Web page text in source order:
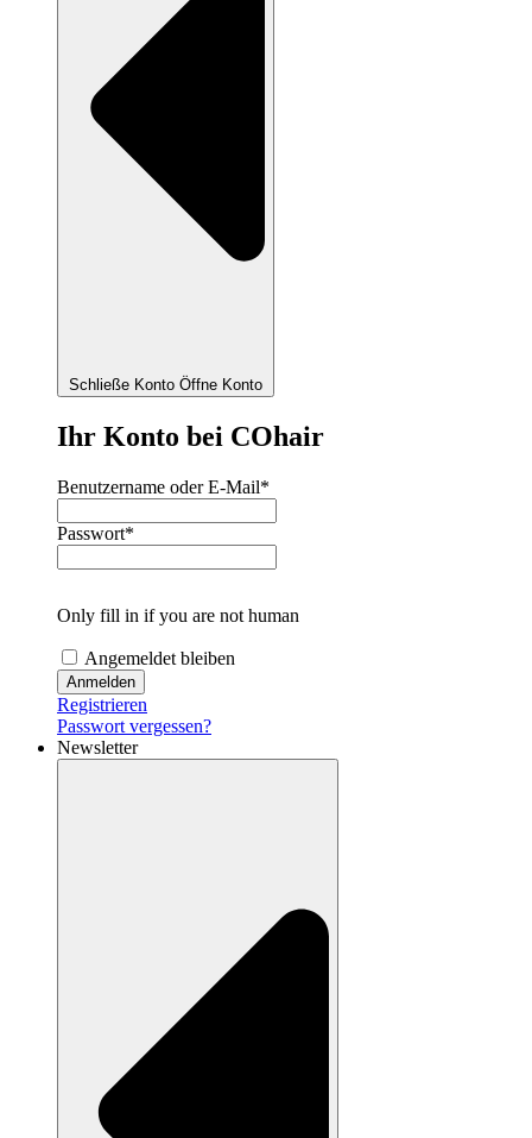
Schließe Konto Öffne Konto
Ihr Konto bei COhair
Benutzername oder E-Mail*
Passwort*
Only fill in if you are not human
Angemeldet bleiben
Registrieren
Passwort vergessen?
Newsletter